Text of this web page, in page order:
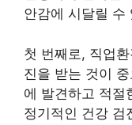
안감에 시달릴 수
첫 번째로, 직업
진을 받는 것이
에 발견하고 적절
정기적인 건강 검